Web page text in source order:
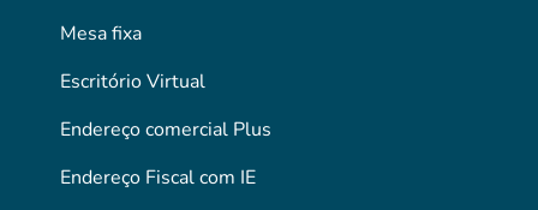
Mesa fixa
Escritório Virtual
Endereço comercial Plus
Endereço Fiscal com IE